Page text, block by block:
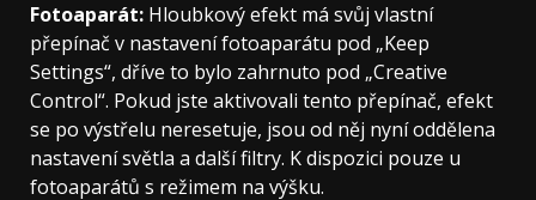
Fotoaparát: Hloubkový efekt má svůj vlastní
přepínač v nastavení fotoaparátu pod „Keep
Settings“, dříve to bylo zahrnuto pod „Creative
Control“. Pokud jste aktivovali tento přepínač, efekt
se po výstřelu neresetuje, jsou od něj nyní oddělena
nastavení světla a další filtry. K dispozici pouze u
fotoaparátů s režimem na výšku.